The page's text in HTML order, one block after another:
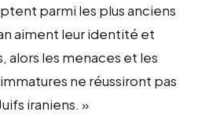
parmi les plus anciens
aiment leur identité et
alors les menaces et les
ne réussiront pas
iraniens. »